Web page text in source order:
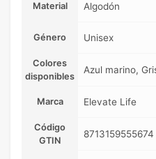
Material Algodón
Género Unisex
Colores
disponibles
Azul marino,
Marca Elevate Life
Código
GTIN
8713159555674